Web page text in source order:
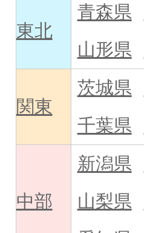
東北
青森県
山形県
関東
茨城県
千葉県
中部
新潟県
山梨県